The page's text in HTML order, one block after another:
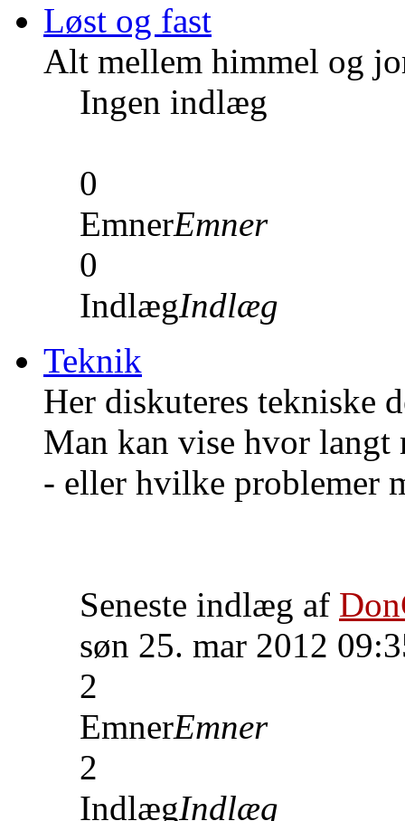
Løst og fast
Alt mellem himmel og
Ingen indlæg
0
EmnerEmner
0
IndlægIndlæg
Teknik
Her diskuteres tekniske
Man kan vise hvor langt
- eller hvilke problemer
Seneste indlæg af
søn 25. mar 2012
2
EmnerEmner
2
IndlægIndlæg